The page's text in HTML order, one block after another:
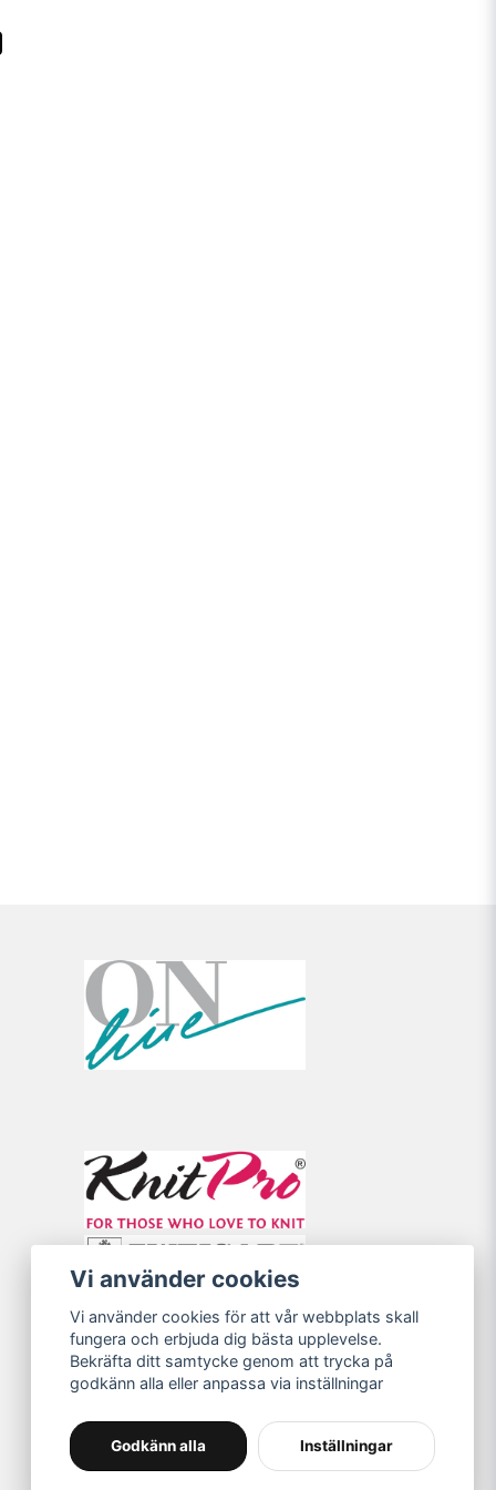
Vi använder cookies
Vi använder cookies för att vår webbplats skall
fungera och erbjuda dig bästa upplevelse.
Bekräfta ditt samtycke genom att trycka på
godkänn alla eller anpassa via inställningar
Godkänn alla Inställningar